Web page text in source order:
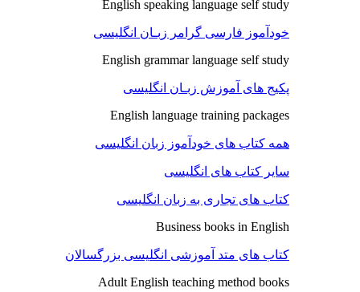
English speaking language self study
خودآموز فارسی گرامر زبـان انگلیسی
English grammar language self study
پکیج های آموزش زبـان انگلیسی
English language training packages
همه کتاب های خودآموز زبان انگلیسی
سایر کتاب های انگلیسی
کتاب های تجاری به زبان انگلیسی
Business books in English
کتاب های متد آموزشی انگلیسی بزرگسالان
Adult English teaching method books